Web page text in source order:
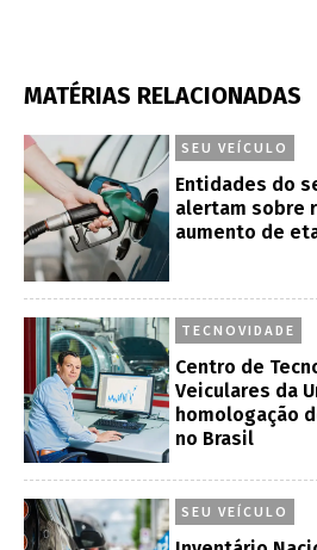
MATÉRIAS RELACIONADAS
SEU VEÍCULO
Entidades do
alertam sobre
aumento de
TECNOVIDADE
Centro de
Veiculares da
homologação
no Brasil
SEU VEÍCULO